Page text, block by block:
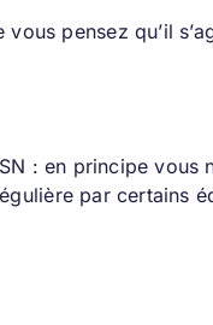
pensez qu’il
: en principe vous
par certains